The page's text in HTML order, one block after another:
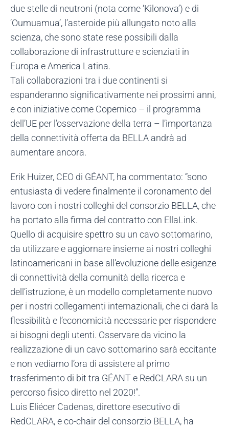
due stelle di neutroni (nota come ‘Kilonova’) e di
‘Oumuamua’, l’asteroide più allungato noto alla
scienza, che sono state rese possibili dalla
collaborazione di infrastrutture e scienziati in
Europa e America Latina.
Tali collaborazioni tra i due continenti si
espanderanno significativamente nei prossimi anni,
e con iniziative come Copernico – il programma
dell’UE per l’osservazione della terra – l’importanza
della connettività offerta da BELLA andrà ad
aumentare ancora.
Erik Huizer, CEO di GÉANT, ha commentato: “sono
entusiasta di vedere finalmente il coronamento del
lavoro con i nostri colleghi del consorzio BELLA, che
ha portato alla firma del contratto con EllaLink.
Quello di acquisire spettro su un cavo sottomarino,
da utilizzare e aggiornare insieme ai nostri colleghi
latinoamericani in base all’evoluzione delle esigenze
di connettività della comunità della ricerca e
dell’istruzione, è un modello completamente nuovo
per i nostri collegamenti internazionali, che ci darà la
flessibilità e l’economicità necessarie per rispondere
ai bisogni degli utenti. Osservare da vicino la
realizzazione di un cavo sottomarino sarà eccitante
e non vediamo l’ora di assistere al primo
trasferimento di bit tra GÉANT e RedCLARA su un
percorso fisico diretto nel 2020!”.
Luis Eliécer Cadenas, direttore esecutivo di
RedCLARA, e co-chair del consorzio BELLA, ha